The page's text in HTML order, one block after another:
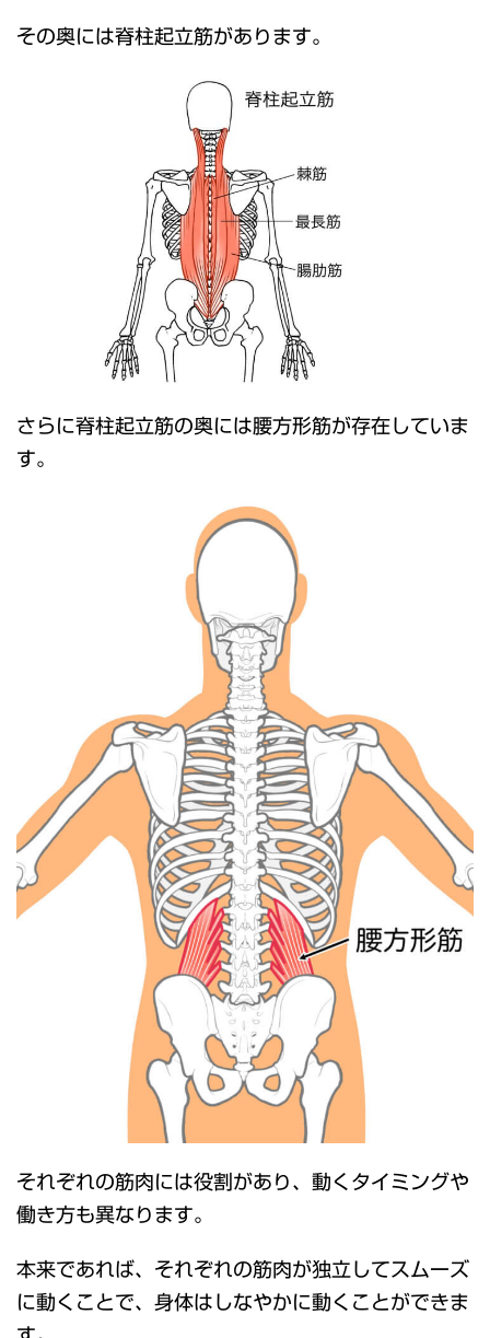
その奥には脊柱起立筋があります。
さらに脊柱起立筋の奥には腰方形筋が存在していま
す。
それぞれの筋肉には役割があり、動くタイミングや
働き方も異なります。
本来であれば、それぞれの筋肉が独立してスムーズ
に動くことで、身体はしなやかに動くことができま